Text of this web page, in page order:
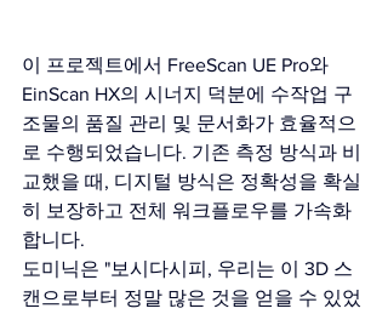
이 프로젝트에서 FreeScan UE Pro와
EinScan HX의 시너지 덕분에 수작업 구
조물의 품질 관리 및 문서화가 효율적으
로 수행되었습니다. 기존 측정 방식과 비
교했을 때, 디지털 방식은 정확성을 확실
히 보장하고 전체 워크플로우를 가속화
합니다.
도미닉은 "보시다시피, 우리는 이 3D 스
캔으로부터 정말 많은 것을 얻을 수 있었